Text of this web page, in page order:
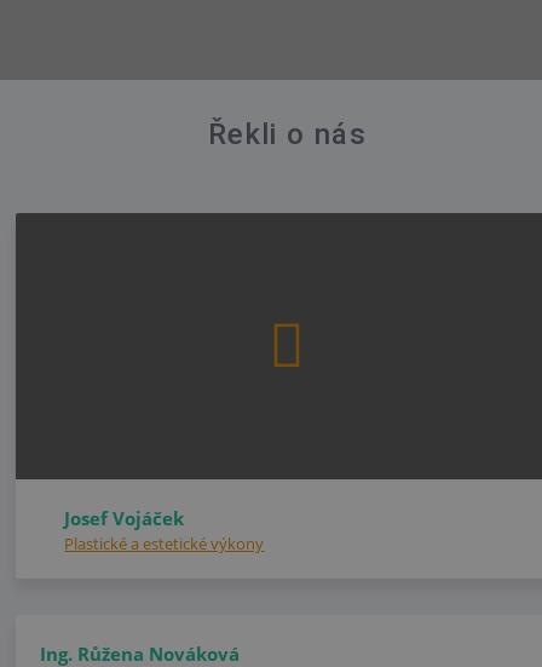
Řekli o nás
Josef Vojáček
Plastické a estetické výkony
Ing. Růžena Nováková